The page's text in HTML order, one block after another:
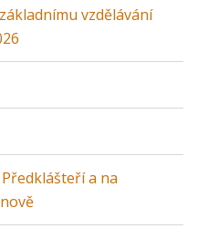
vzdělávání
a na